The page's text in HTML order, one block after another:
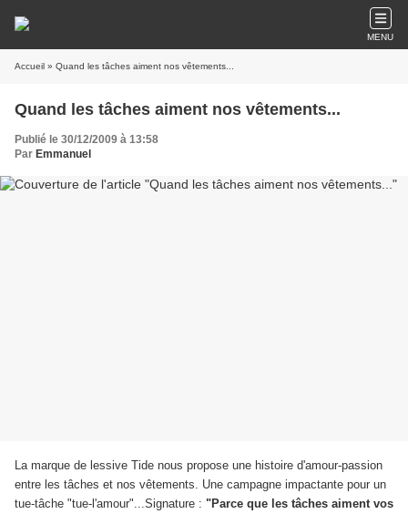
MENU
Accueil » Quand les tâches aiment nos vêtements...
Quand les tâches aiment nos vêtements...
Publié le 30/12/2009 à 13:58
Par Emmanuel
La marque de lessive Tide nous propose une histoire d'amour-passion
entre les tâches et nos vêtements. Une campagne impactante pour un
tue-tâche "tue-l'amour"...Signature : "Parce que les tâches aiment vos